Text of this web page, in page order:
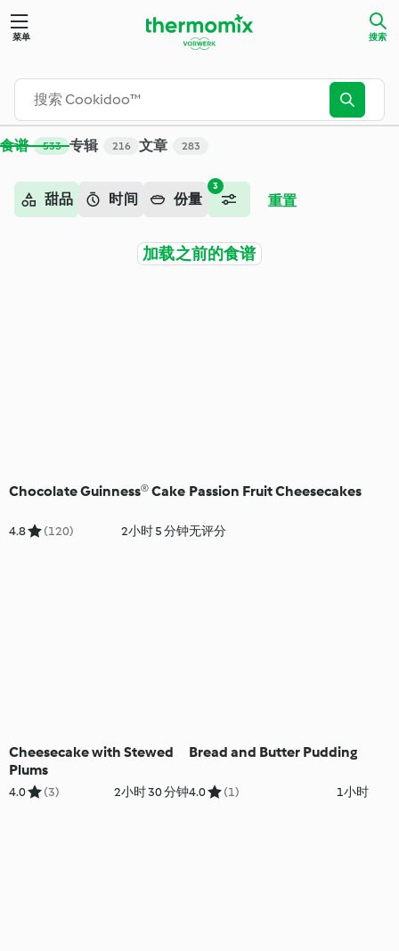
菜单 搜索
食谱 533 专辑 216 文章 283
3
甜品 时间 份量 重置
加载之前的食谱
Chocolate Guinness® Cake
4.8 (120) 2小时 5 分钟
Passion Fruit Cheesecakes
无评分
Cheesecake with Stewed
Plums
4.0 (3) 2小时 30 分钟
Bread and Butter Pudding
4.0 (1) 1小时
搜索 - Cookidoo™ – 美善品®电子食谱平台